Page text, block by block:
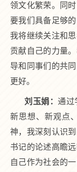
领文化繁荣。同
要我们具备足够
我将继续关注和
贡献自己的力量
导和同事们的共
更好。
刘玉娟：通过
新思想、新观点
神，我深刻认识
书记的论述高瞻
自己作为社会的